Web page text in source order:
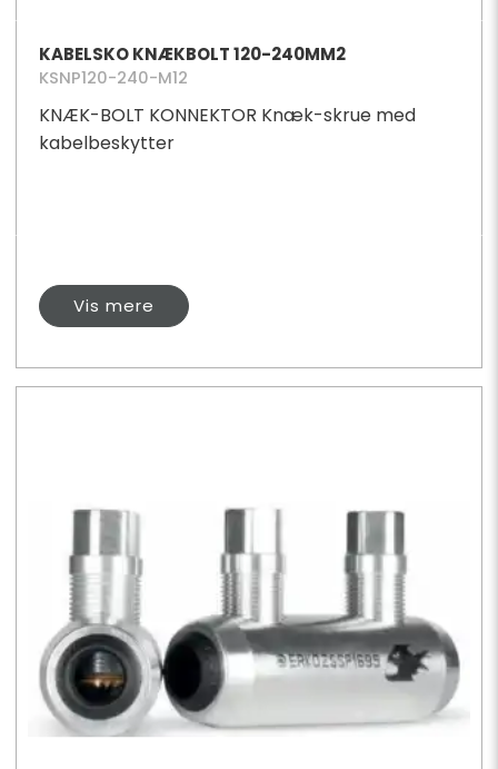
KABELSKO KNÆKBOLT 120-240MM2
KSNP120-240-M12
KNÆK-BOLT KONNEKTOR Knæk-skrue med
kabelbeskytter
Vis mere